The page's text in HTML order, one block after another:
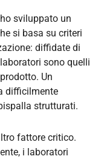
sviluppato un
si basa su criteri
diffidate di
sono quelli
Un
difficilmente
strutturati.
fattore critico.
i laboratori